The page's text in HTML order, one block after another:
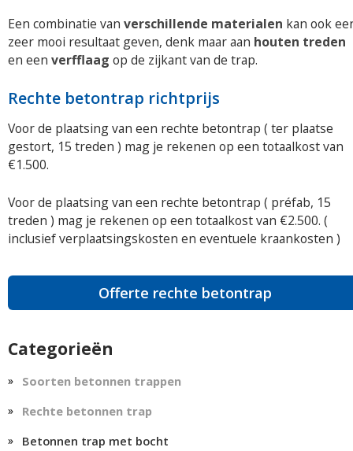
Een combinatie van verschillende materialen kan ook
zeer mooi resultaat geven, denk maar aan houten treden
en een verfflaag op de zijkant van de trap.
Rechte betontrap richtprijs
Voor de plaatsing van een rechte betontrap ( ter plaatse
gestort, 15 treden ) mag je rekenen op een totaalkost van
€1.500.
Voor de plaatsing van een rechte betontrap ( préfab, 15
treden ) mag je rekenen op een totaalkost van €2.500. (
inclusief verplaatsingskosten en eventuele kraankosten )
Offerte rechte betontrap
Categorieën
Soorten betonnen trappen
Rechte betonnen trap
Betonnen trap met bocht